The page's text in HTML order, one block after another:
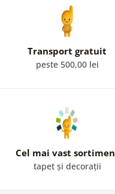
Transport gratuit
peste 500,00 lei
Cel mai vast
tapet și decorații